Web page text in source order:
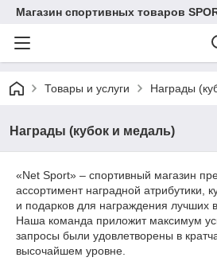
Магазин спортивных товаров
Товары и услуги Награды
Награды (кубок и медаль)
«Net Sport» – спортивный магазин
ассортимент наградной атрибутики,
и подарков для награждения лучших
Наша команда приложит максимум
запросы были удовлетворены в
высочайшем уровне.